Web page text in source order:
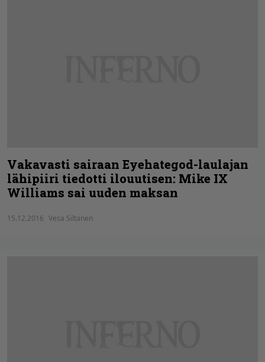
Vakavasti sairaan Eyehategod-laulajan
lähipiiri tiedotti ilouutisen: Mike IX
Williams sai uuden maksan
15.12.2016 Vesa Siltanen